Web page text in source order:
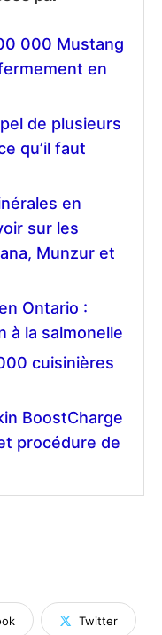
000 Mustang
en
de plusieurs
qu’il faut
en
sur les
Munzur et
Ontario :
à la salmonelle
cuisinières
BoostCharge
procédure de
Twitter